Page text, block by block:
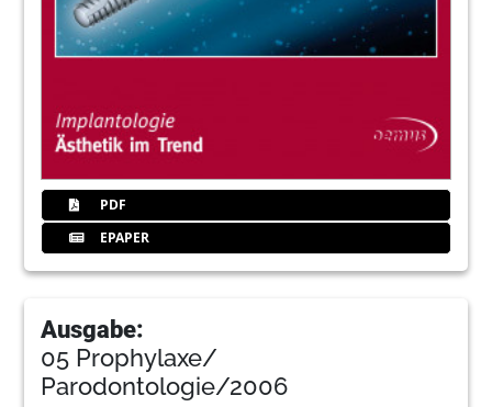
PDF
EPAPER
Ausgabe:
05 Prophylaxe/
Parodontologie/2006